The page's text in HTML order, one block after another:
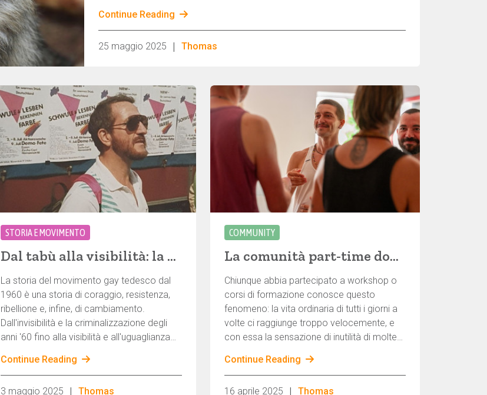
Continue Reading
25 maggio 2025 | Thomas
STORIA E MOVIMENTO
Dal tabù alla visibilità: la storia del movimento gay tedesco dal 1960
La storia del movimento gay tedesco dal
1960 è una storia di coraggio, resistenza,
ribellione e, infine, di cambiamento.
Dall'invisibilità e la criminalizzazione degli
anni '60 fino alla visibilità e all'uguaglianza
Tuttavia, questa strada è stata tutt'altro che
rettilinea: è stata segnata da trasformazioni
Continue Reading
3 maggio 2025 | Thomas
COMMUNITY
La comunità part-time dovrebbe crescere!
Chiunque abbia partecipato a workshop o
corsi di formazione conosce questo
fenomeno: la vita ordinaria di tutti i giorni a
volte ci raggiunge troppo velocemente, e
con essa la sensazione di inutilità di molte
e la sensazione di solitudine si diffonde di
nuovo. L'esperienza ci insegna che quando
Continue Reading
16 aprile 2025 | Thomas